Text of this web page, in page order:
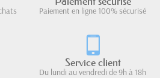
Paiement en ligne 100% sécurisé
Service client
Du lundi au vendredi de 9h à 18h